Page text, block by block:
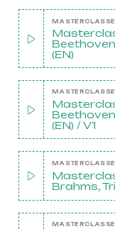
(EN)
(EN) / V1
Brahms,